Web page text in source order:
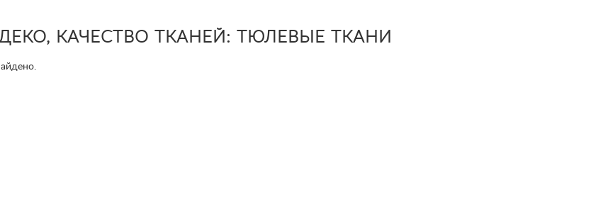
КАЧЕСТВО ТКАНЕЙ: ТЮЛЕВЫЕ ТКАНИ